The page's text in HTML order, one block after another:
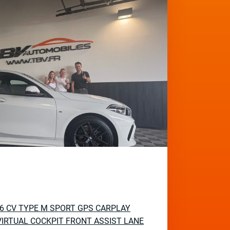
CV TYPE M SPORT GPS CARPLAY
COCKPIT FRONT ASSIST LANE